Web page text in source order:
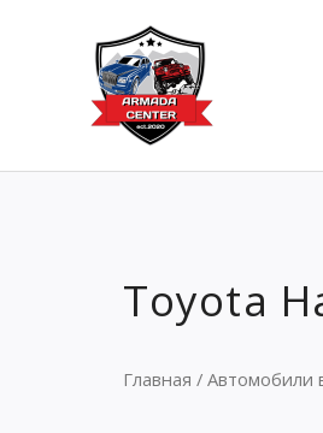
содержимому
Toyota
Главная / Автомобили